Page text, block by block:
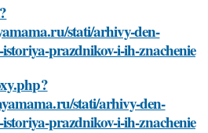
stati/arhivy-den-
prazdnikov-i-ih-znachenie
stati/arhivy-den-
prazdnikov-i-ih-znachenie